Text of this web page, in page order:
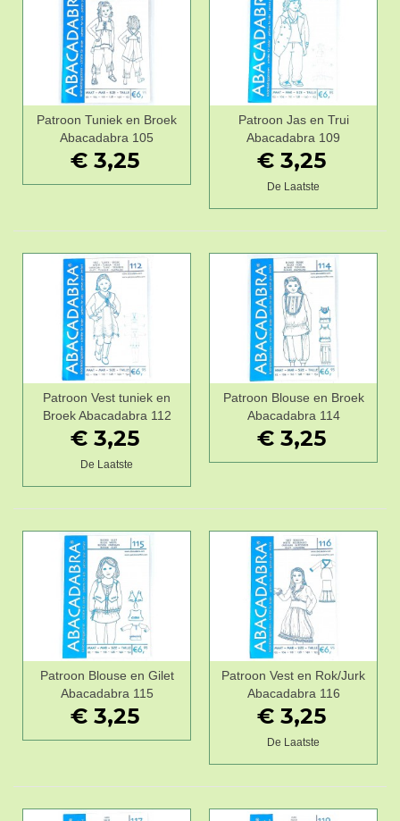
Patroon Tuniek en Broek
Abacadabra 105
€ 3,25
Patroon Jas en Trui
Abacadabra 109
€ 3,25
De Laatste
Patroon Vest tuniek en
Broek Abacadabra 112
€ 3,25
De Laatste
Patroon Blouse en Broek
Abacadabra 114
€ 3,25
Patroon Blouse en Gilet
Abacadabra 115
€ 3,25
Patroon Vest en Rok/Jurk
Abacadabra 116
€ 3,25
De Laatste